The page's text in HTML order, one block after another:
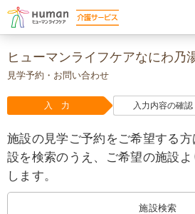
ヒューマンライフケアなにわ乃
見学予約・お問い合わせ
入 力 入力内容の確認
施設の見学ご予約をご希望する
設を検索のうえ、ご希望の施設
します。
施設検索